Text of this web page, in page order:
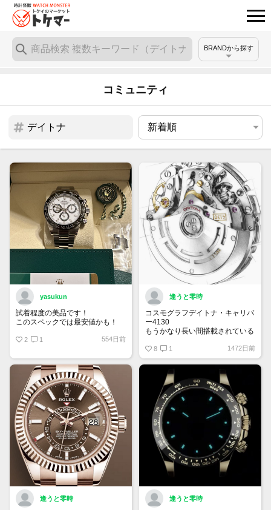
BRANDから探す
コミュニティ
yasukun
試着程度の美品です！
このスペックでは最安値かも！
2 1 554日前
逢うと零時
コスモグラフデイトナ・キャリバ
ー4130
もうかなり長い間搭載されている
はスポーツROLEXのフラッグシ
ップモデル。そのデイトナが最古
参のムーブメントというのは、や
はり違和感がありますね。来
年……山が動きますかね？
8 1 1472日前
逢うと零時 逢うと零時